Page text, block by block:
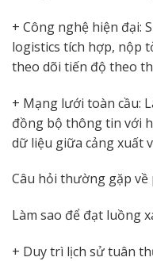
+ Công nghệ hiện đại:
logistics tích hợp, nộp
theo dõi tiến độ theo
+ Mạng lưới toàn cầu:
đồng bộ thông tin với
dữ liệu giữa cảng xuất
Câu hỏi thường gặp
Làm sao để đạt luồng
+ Duy trì lịch sử tuân